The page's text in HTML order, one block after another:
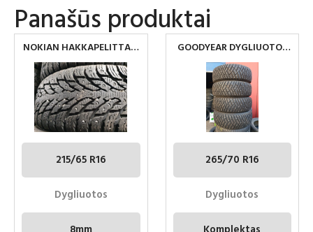
Panašūs produktai
NOKIAN HAKKAPELITTA 9
215/65 R16
215/65 R16
Dygliuotos
GOODYEAR DYGLIUOTOS
265/70R16
265/70 R16
Dygliuotos